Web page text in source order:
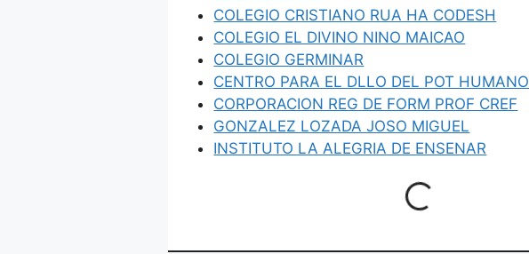
COLEGIO CRISTIANO RUA HA CODESH
COLEGIO EL DIVINO NINO MAICAO
COLEGIO GERMINAR
CENTRO PARA EL DLLO DEL POT HUMANO
CORPORACION REG DE FORM PROF CREF
GONZALEZ LOZADA JOSO MIGUEL
INSTITUTO LA ALEGRIA DE ENSENAR
Loading...